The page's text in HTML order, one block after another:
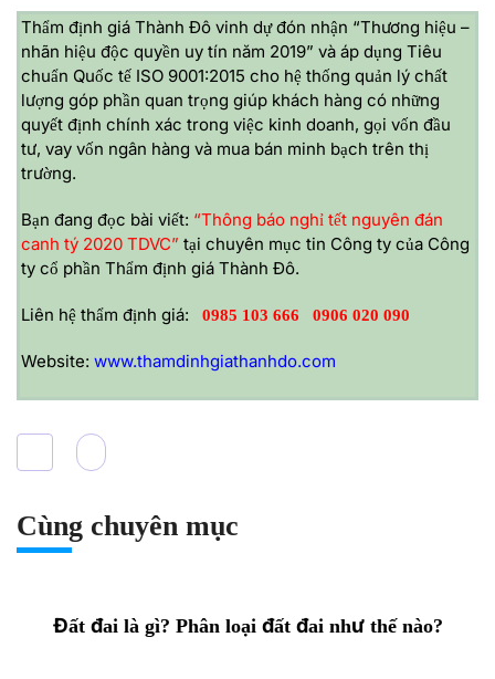
Thẩm định giá Thành Đô vinh dự đón nhận “Thương hiệu –
nhãn hiệu độc quyền uy tín năm 2019” và áp dụng Tiêu
chuẩn Quốc tế ISO 9001:2015 cho hệ thống quản lý chất
lượng góp phần quan trọng giúp khách hàng có những
quyết định chính xác trong việc kinh doanh, gọi vốn đầu
tư, vay vốn ngân hàng và mua bán minh bạch trên thị
trường.
Bạn đang đọc bài viết: “Thông báo nghỉ tết nguyên đán
canh tý 2020 TDVC” tại chuyên mục tin Công ty của Công
ty cổ phần Thẩm định giá Thành Đô.
Liên hệ thẩm định giá: 0985 103 666 0906 020 090
Website: www.thamdinhgiathanhdo.com
Cùng chuyên mục
Đất đai là gì? Phân loại đất đai như thế nào?